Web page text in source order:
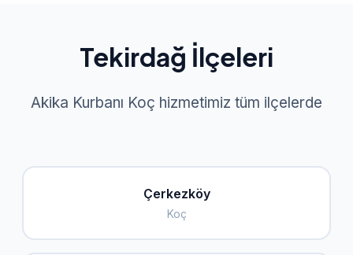
Tekirdağ İlçeleri
Akika Kurbanı Koç hizmetimiz tüm ilçelerde
Çerkezköy
Koç